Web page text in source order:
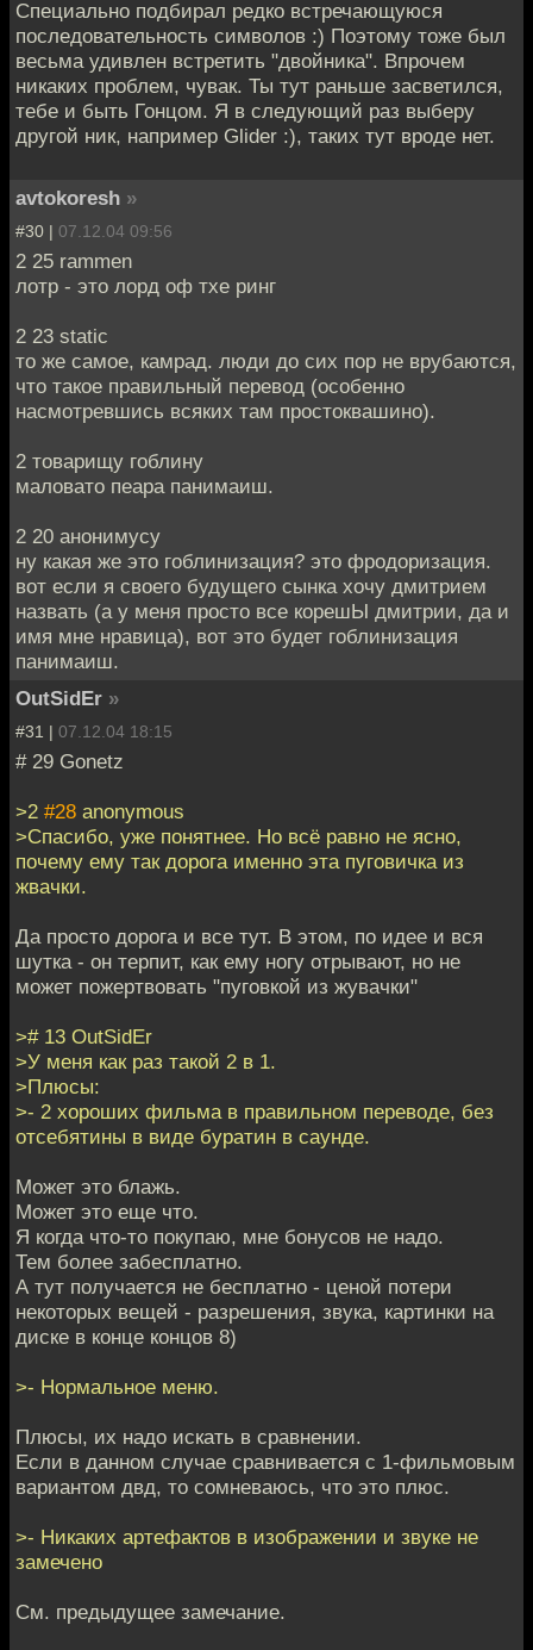
Специально подбирал редко встречающуюся
последовательность символов :) Поэтому тоже был
весьма удивлен встретить "двойника". Впрочем
никаких проблем, чувак. Ты тут раньше засветился,
тебе и быть Гонцом. Я в следующий раз выберу
другой ник, например Glider :), таких тут вроде нет.
avtokoresh »
#30 | 07.12.04 09:56
2 25 rammen
лотр - это лорд оф тхе ринг
2 23 static
то же самое, камрад. люди до сих пор не врубаются,
что такое правильный перевод (особенно
насмотревшись всяких там простоквашино).
2 товарищу гоблину
маловато пеара панимаиш.
2 20 анонимусу
ну какая же это гоблинизация? это фродоризация.
вот если я своего будущего сынка хочу дмитрием
назвать (а у меня просто все корешЫ дмитрии, да и
имя мне нравица), вот это будет гоблинизация
панимаиш.
OutSidEr »
#31 | 07.12.04 18:15
# 29 Gonetz
>2 #28 anonymous
>Спасибо, уже понятнее. Но всё равно не ясно,
почему ему так дорога именно эта пуговичка из
жвачки.
Да просто дорога и все тут. В этом, по идее и вся
шутка - он терпит, как ему ногу отрывают, но не
может пожертвовать "пуговкой из жувачки"
># 13 OutSidEr
>У меня как раз такой 2 в 1.
>Плюсы:
>- 2 хороших фильма в правильном переводе, без
отсебятины в виде буратин в саунде.
Может это блажь.
Может это еще что.
Я когда что-то покупаю, мне бонусов не надо.
Тем более забесплатно.
А тут получается не бесплатно - ценой потери
некоторых вещей - разрешения, звука, картинки на
диске в конце концов 8)
>- Нормальное меню.
Плюсы, их надо искать в сравнении.
Если в данном случае сравнивается с 1-фильмовым
вариантом двд, то сомневаюсь, что это плюс.
>- Никаких артефактов в изображении и звуке не
замечено
См. предыдущее замечание.